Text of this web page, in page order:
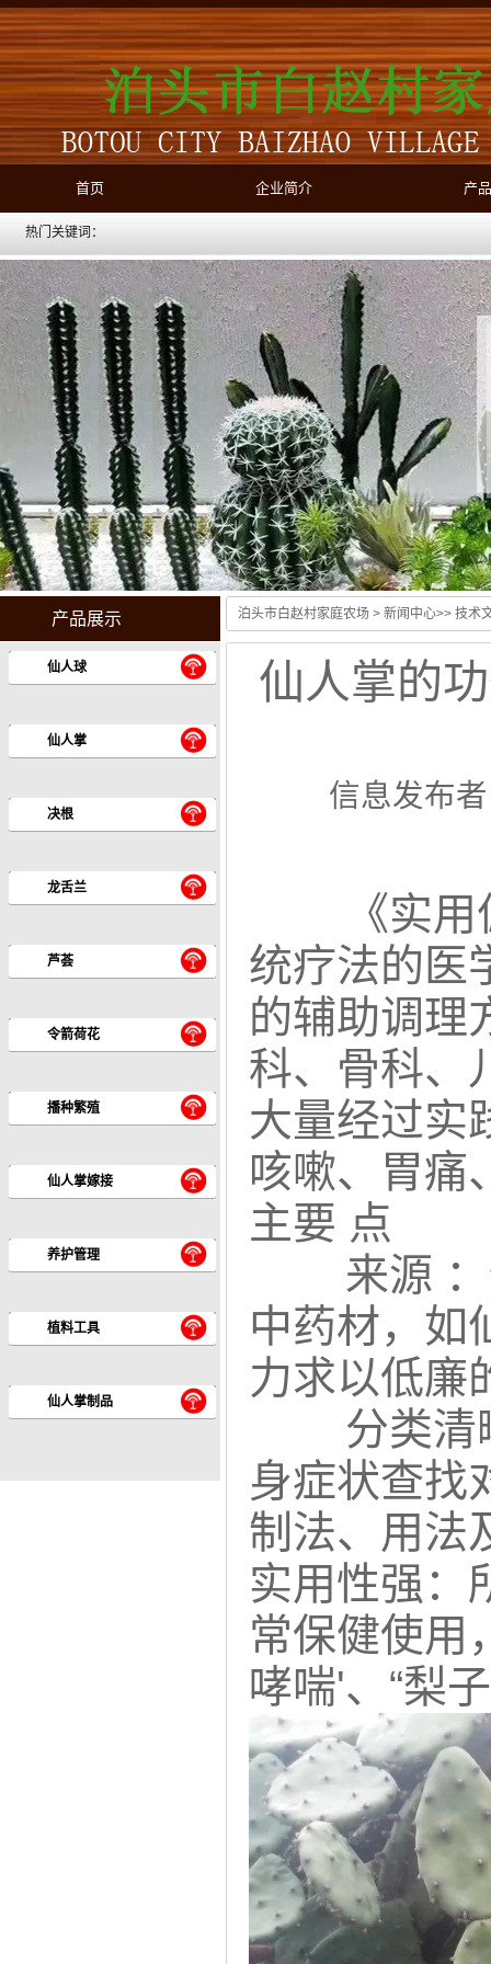
首页 企业简介 产
热门关键词：
产品展示
仙人球
仙人掌
决根
龙舌兰
芦荟
令箭荷花
播种繁殖
仙人掌嫁接
养护管理
植料工具
仙人掌制品
泊头市白赵村家庭农场 > 新闻中心>> 技术
仙人掌的
信息发布
《实
统疗法的医
的辅助调理
科、骨科、
大量经过实
咳嗽、胃痛
主要 点
来源 ：偏
中药材，如
力求以低廉
分类清
身症状查找
制法、用法
实用性强：
常保健使用
哮喘'、“梨